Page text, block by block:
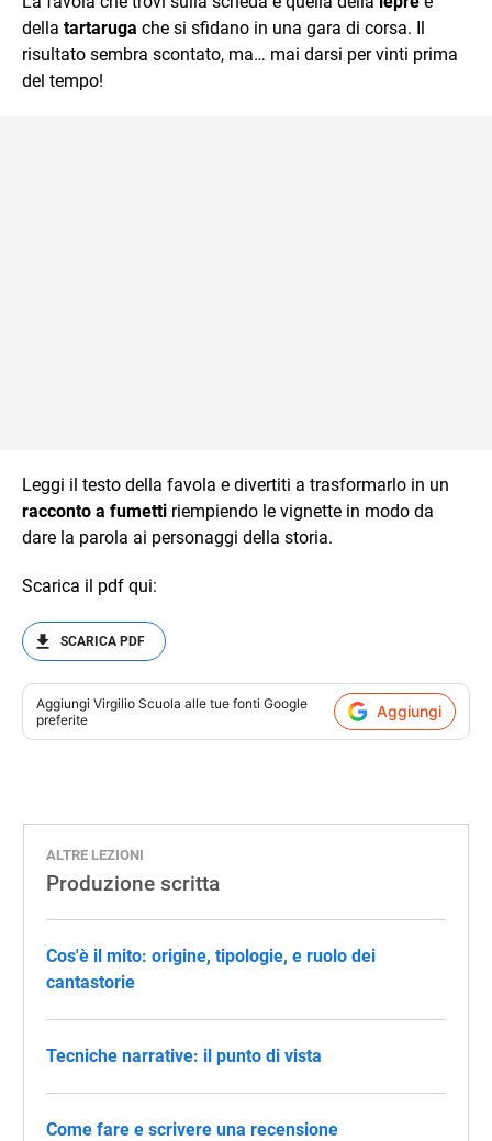
della tartaruga che si sfidano in una gara di corsa. Il
risultato sembra scontato, ma… mai darsi per vinti prima
del tempo!
Leggi il testo della favola e divertiti a trasformarlo in un
racconto a fumetti riempiendo le vignette in modo da
dare la parola ai personaggi della storia.
Scarica il pdf qui:
SCARICA PDF
Aggiungi Virgilio Scuola alle tue fonti Google
preferite
Aggiungi
ALTRE LEZIONI
Produzione scritta
Cos'è il mito: origine, tipologie, e ruolo dei
cantastorie
Tecniche narrative: il punto di vista
Come fare e scrivere una recensione